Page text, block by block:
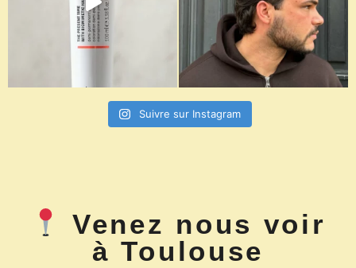
Suivre sur Instagram
Venez nous voir
à Toulouse